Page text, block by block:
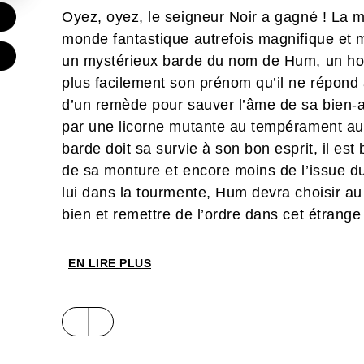
Oyez, oyez, le seigneur Noir a gagné ! La
monde fantastique autrefois magnifique et
un mystérieux barde du nom de Hum, un
plus facilement son prénom qu’il ne
d’un remède pour sauver l’âme de sa
par une licorne mutante au tempérament
barde doit sa survie à son bon esprit, il
de sa monture et encore moins de l’issue
lui dans la tourmente, Hum devra choisir
bien et remettre de l’ordre dans cet
EN LIRE PLUS